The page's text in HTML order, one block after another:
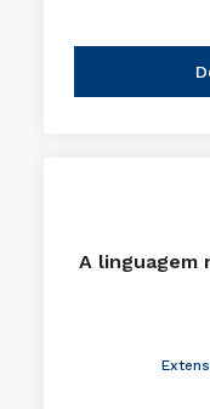
A linguagem